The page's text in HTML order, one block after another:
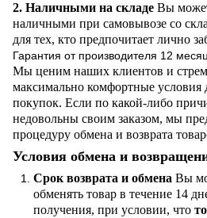
2. Наличными на складе Вы
наличными при самовывозе со
для тех, кто предпочитает лично
Гарантия от производителя 12
Мы ценим наших клиентов и
максимально комфортные условия
покупок. Если по какой-либо
недовольны своим заказом, мы
процедуру обмена и возврата
Условия обмена и
Срок возврата и обмена Вы
обменять товар в течение 14
получения, при условии, что